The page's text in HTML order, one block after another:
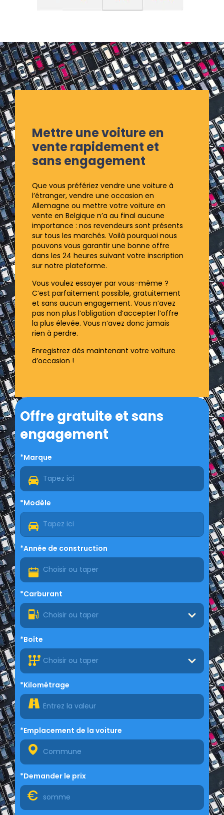
Mettre une voiture en
vente rapidement et
sans engagement
Que vous préfériez vendre une voiture à
l’étranger, vendre une occasion en
Allemagne ou mettre votre voiture en
vente en Belgique n’a au final aucune
importance : nos revendeurs sont présents
sur tous les marchés. Voilà pourquoi nous
pouvons vous garantir une bonne offre
dans les 24 heures suivant votre inscription
sur notre plateforme.
Vous voulez essayer par vous-même ?
C’est parfaitement possible, gratuitement
et sans aucun engagement. Vous n’avez
pas non plus l’obligation d’accepter l’offre
la plus élevée. Vous n’avez donc jamais
rien à perdre.
Enregistrez dès maintenant votre voiture
d’occasion !
Offre gratuite et sans
engagement
*Marque
*Modèle
*Année de construction
*Carburant
Choisir ou taper
*Boîte
Choisir ou taper
*Kilométrage
*Emplacement de la voiture
*Demander le prix